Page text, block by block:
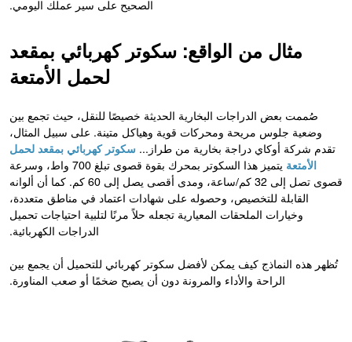
الصحيح على سير عملك اليومي.
مثال من الواقع: سكوتر كهربائي بمقعد
لحمل الأمتعة
صُممت بعض الدراجات البخارية الحديثة خصيصًا للنقل، حيث تجمع بين
وضعية جلوس مريحة ومحركات قوية وهياكل متينة. على سبيل المثال،
تقدم شركة أوكاي دراجة بخارية من طراز... سكوتر كهربائي بمقعد لحمل
الأمتعة
يتميز هذا السكوتر بمحرك بقوة قصوى تبلغ 700 واط، وسرعة
قصوى تصل إلى 32 كم/ساعة، ومدى أقصى يصل إلى 60 كم. كما أن ألوانه
القابلة للتخصيص، وحصوله على شهادات اعتماد في مناطق متعددة،
وخيارات الملحقات المعيارية تجعله حلاً مرنًا لتلبية احتياجات تحميل
الدراجات الكهربائية.
تُظهر هذه النماذج كيف يمكن لأفضل سكوتر كهربائي للتحميل أن يجمع بين
الراحة والأداء والمرونة دون أن يصبح ضخمًا أو صعب المناورة.